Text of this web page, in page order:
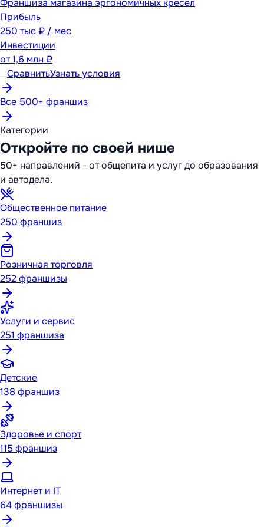
Франшиза магазина эргономичных кресел
Прибыль
250 тыс ₽ / мес
Инвестиции
от1,6 млн ₽
СравнитьУзнать условия
Все 500+ франшиз
Категории
Откройте по своей нише
50+ направлений - от общепита и услуг до образования
и автодела.
Общественное питание
250 франшиз
Розничная торговля
252франшизы
Услуги и сервис
251 франшиза
Детские
138 франшиз
Здоровье и спорт
115 франшиз
Интернет и IT
64франшизы